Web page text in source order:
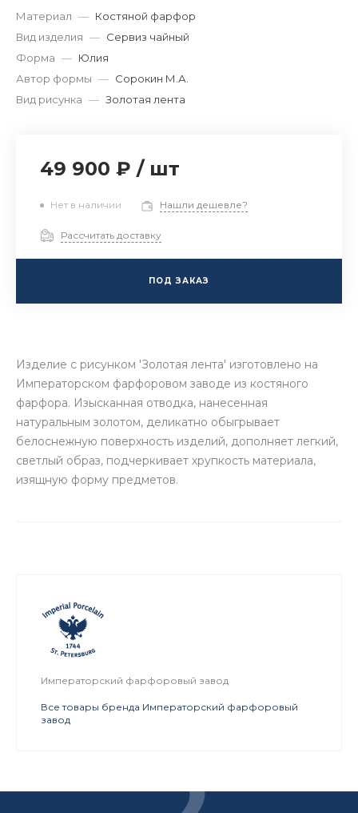
Материал — Костяной фарфор
Вид изделия — Сервиз чайный
Форма — Юлия
Автор формы — Сорокин М.А.
Вид рисунка — Золотая лента
49 900 ₽ / шт
Нет в наличии Нашли дешевле?
Рассчитать доставку
ПОД ЗАКАЗ
Изделие с рисунком 'Золотая лента' изготовлено на
Императорском фарфоровом заводе из костяного
фарфора. Изысканная отводка, нанесенная
натуральным золотом, деликатно обыгрывает
белоснежную поверхность изделий, дополняет легкий,
светлый образ, подчеркивает хрупкость материала,
изящную форму предметов.
Императорский фарфоровый завод
Все товары бренда Императорский фарфоровый
завод